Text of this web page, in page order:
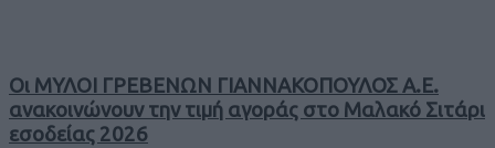
Οι ΜΥΛΟΙ ΓΡΕΒΕΝΩΝ ΓΙΑΝΝΑΚΟΠΟΥΛΟΣ Α.Ε.
ανακοινώνουν την τιμή αγοράς στο Μαλακό Σιτάρι
εσοδείας 2026